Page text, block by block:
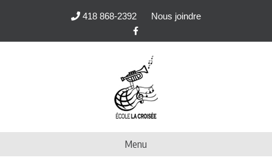
418 868-2392
Nous joindre
c
o
o
k
Menu